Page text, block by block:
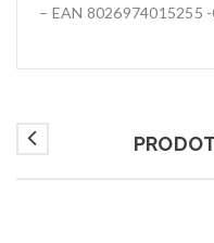
– EAN 8026974015255